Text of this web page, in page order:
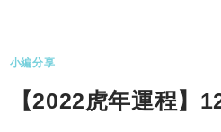
小編分享
【2022虎年運程】